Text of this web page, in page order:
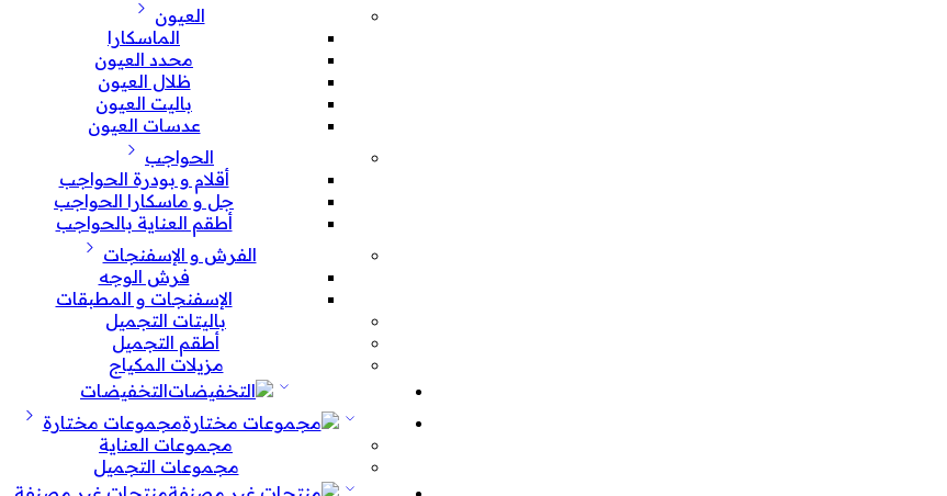
العيون
الماسكارا
محدد العيون
ظلال العيون
باليت العيون
عدسات العيون
الحواجب
أقلام و بودرة الحواجب
جل و ماسكارا الحواجب
أطقم العناية بالحواجب
الفرش و الإسفنجات
فرش الوجه
الإسفنجات و المطبقات
باليتات التجميل
أطقم التجميل
مزيلات المكياج
التخفيضات
مجموعات مختارة
مجموعات العناية
مجموعات التجميل